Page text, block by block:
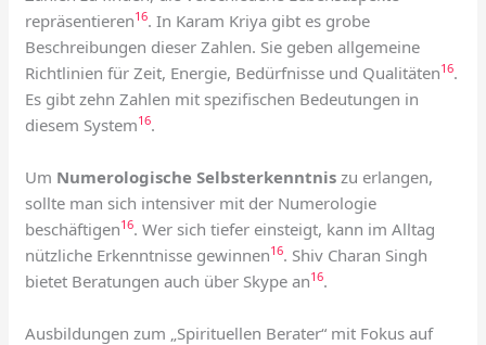
repräsentieren16. In Karam Kriya gibt es grobe
Beschreibungen dieser Zahlen. Sie geben allgemeine
Richtlinien für Zeit, Energie, Bedürfnisse und Qualitäten16.
Es gibt zehn Zahlen mit spezifischen Bedeutungen in
diesem System16.
Um Numerologische Selbsterkenntnis zu erlangen,
sollte man sich intensiver mit der Numerologie
beschäftigen16. Wer sich tiefer einsteigt, kann im Alltag
nützliche Erkenntnisse gewinnen16. Shiv Charan Singh
bietet Beratungen auch über Skype an16.
Ausbildungen zum „Spirituellen Berater“ mit Fokus auf